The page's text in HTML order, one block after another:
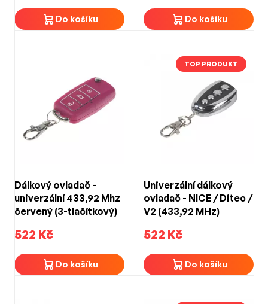
Do košíku Do košíku
Dálkový ovladač -
univerzální 433,92 Mhz
červený (3-tlačítkový)
522 Kč
Do košíku
TOP PRODUKT
Univerzální dálkový
ovladač - NICE / Ditec /
V2 (433,92 MHz)
522 Kč
Do košíku